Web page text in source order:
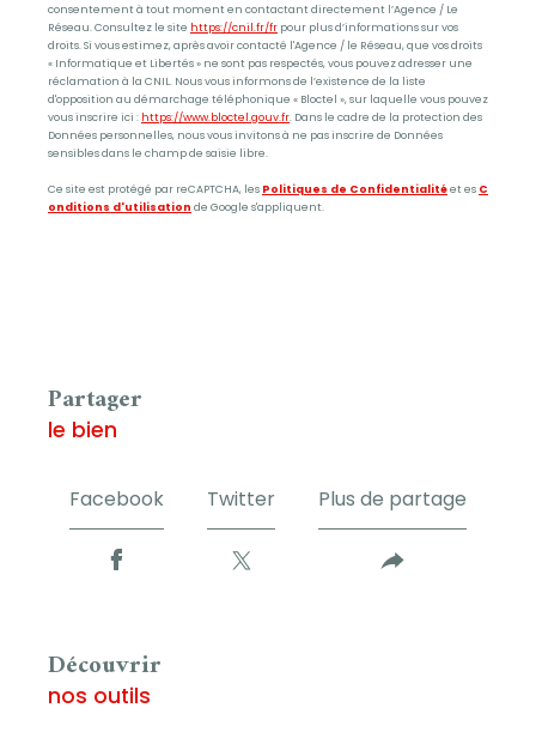
consentement à tout moment en contactant directement l’Agence / Le
Réseau. Consultez le site https://cnil.fr/fr pour plus d’informations sur vos
droits. Si vous estimez, après avoir contacté l'Agence / le Réseau, que vos droits
« Informatique et Libertés » ne sont pas respectés, vous pouvez adresser une
réclamation à la CNIL. Nous vous informons de l’existence de la liste
d'opposition au démarchage téléphonique « Bloctel », sur laquelle vous pouvez
vous inscrire ici : https://www.bloctel.gouv.fr. Dans le cadre de la protection des
Données personnelles, nous vous invitons à ne pas inscrire de Données
sensibles dans le champ de saisie libre.
Ce site est protégé par reCAPTCHA, les Politiques de Confidentialitéet es C
onditions d'utilisation de Google s'appliquent.
partager
le bien
Facebook Twitter Plus de partage
découvrir
nos outils